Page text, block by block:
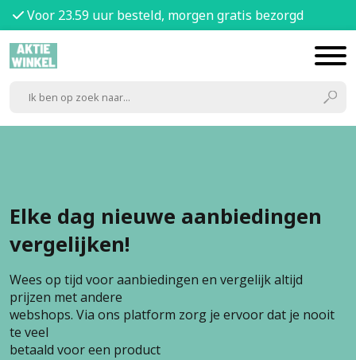
Voor 23.59 uur besteld, morgen gratis bezorgd
Elke dag nieuwe aanbiedingen
vergelijken!
Wees op tijd voor aanbiedingen en vergelijk altijd
prijzen met andere
webshops. Via ons platform zorg je ervoor dat je nooit
te veel
betaald voor een product